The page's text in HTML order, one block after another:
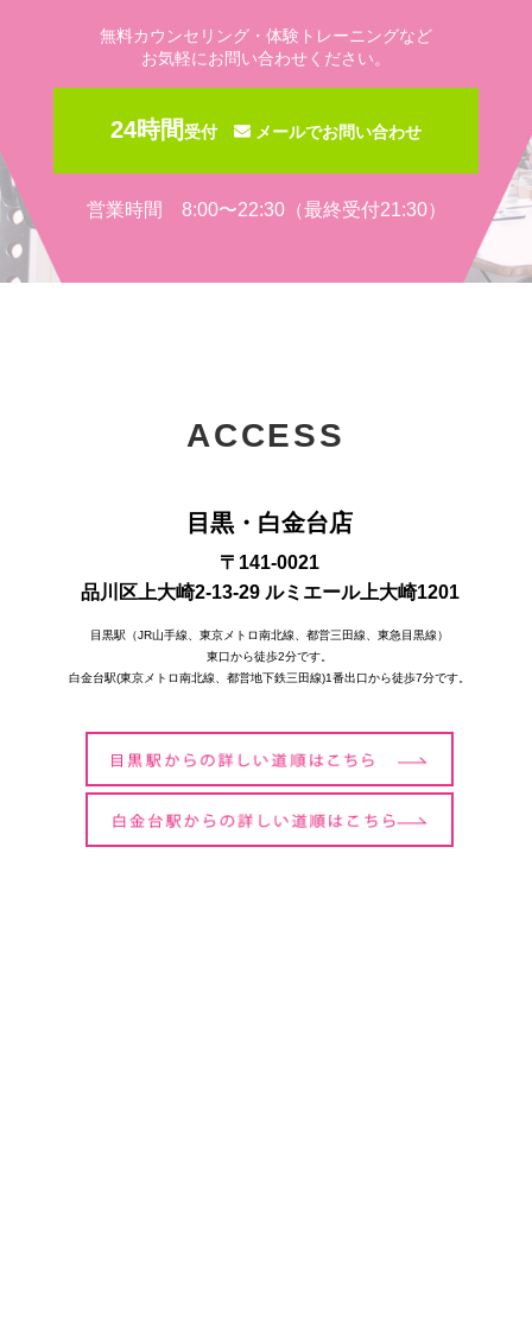
無料カウンセリング・体験トレーニングなど
お気軽にお問い合わせください。
24時間受付 メールでお問い合わせ
営業時間 8:00〜22:30（最終受付21:30）
ACCESS
目黒・白金台店
〒141-0021
品川区上大崎2-13-29 ルミエール上大崎1201
目黒駅（JR山手線、東京メトロ南北線、都営三田線、東急目黒線）
東口から徒歩2分です。
白金台駅(東京メトロ南北線、都営地下鉄三田線)1番出口から徒歩7分です。